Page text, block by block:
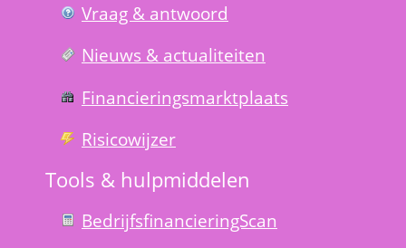
Vraag & antwoord
Nieuws & actualiteiten
Financierings­markt­plaats
Risico­wijzer
Tools & hulp­middelen
Bedrijfsfinanciering­Scan